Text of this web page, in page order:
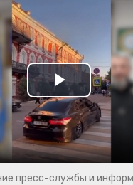
Play
Video
пресс-службы и